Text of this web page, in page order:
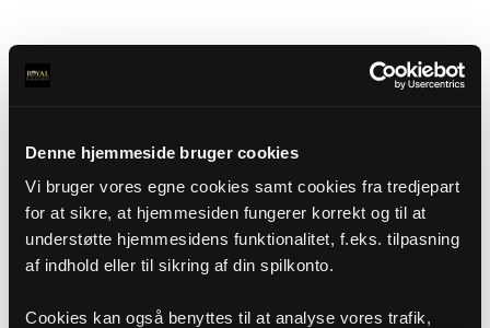
Denne hjemmeside bruger cookies
Vi bruger vores egne cookies samt cookies fra tredjepart
for at sikre, at hjemmesiden fungerer korrekt og til at
understøtte hjemmesidens funktionalitet, f.eks. tilpasning
af indhold eller til sikring af din spilkonto.
Cookies kan også benyttes til at analyse vores trafik,